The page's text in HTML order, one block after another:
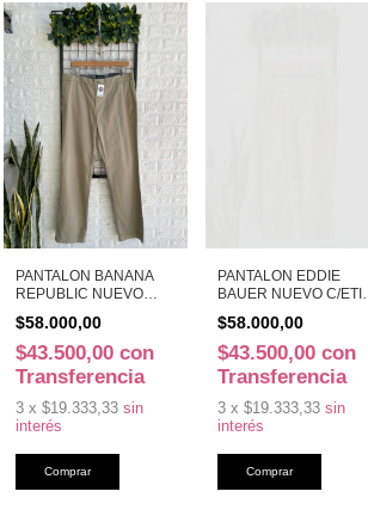
PANTALON BANANA
REPUBLIC NUEVO
CO (49252)
$58.000,00
$43.500,00 con
Transferencia
3 x $19.333,33 sin
interés
PANTALON EDDIE
BAUER NUEVO C/ETIQ
(49686)
$58.000,00
$43.500,00 con
Transferencia
3 x $19.333,33 sin
interés